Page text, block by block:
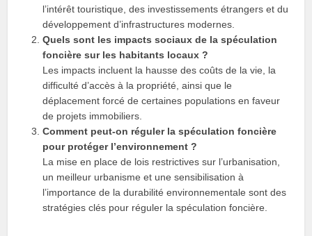
l’intérêt touristique, des investissements étrangers et du
développement d’infrastructures modernes.
Quels sont les impacts sociaux de la spéculation
foncière sur les habitants locaux ?
Les impacts incluent la hausse des coûts de la vie, la
difficulté d’accès à la propriété, ainsi que le
déplacement forcé de certaines populations en faveur
de projets immobiliers.
Comment peut-on réguler la spéculation foncière
pour protéger l’environnement ?
La mise en place de lois restrictives sur l’urbanisation,
un meilleur urbanisme et une sensibilisation à
l’importance de la durabilité environnementale sont des
stratégies clés pour réguler la spéculation foncière.